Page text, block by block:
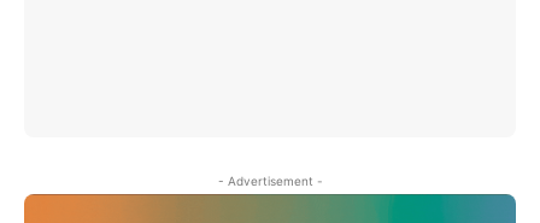
- Advertisement -